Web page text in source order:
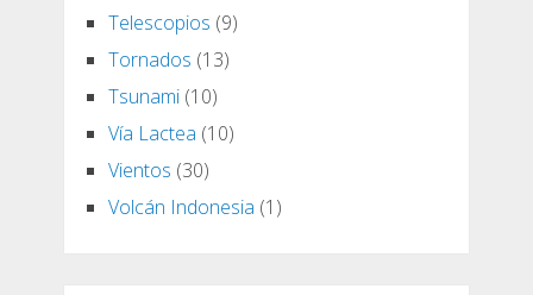
Telescopios (9)
Tornados (13)
Tsunami(10)
Vía Lactea (10)
Vientos (30)
Volcán Indonesia (1)